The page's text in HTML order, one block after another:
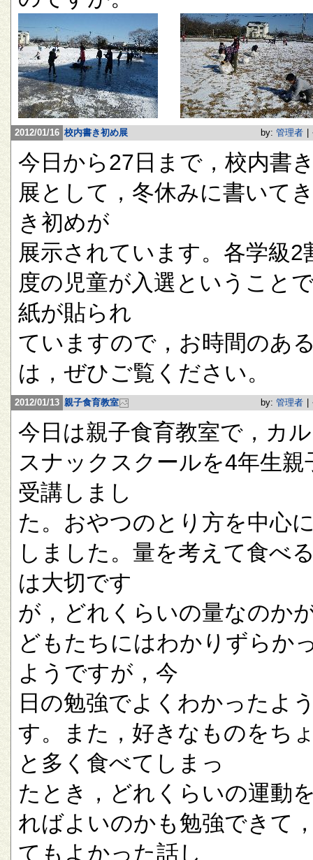
2012/01/16 校内書き初め展 by: 管理者
今日から27日まで，校内書
展として，冬休みに書いて
き初めが
展示されています。各学級2
度の児童が入選ということ
紙が貼られ
ていますので，お時間のあ
は，ぜひご覧ください。
2012/01/13 親子食育教室 by: 管理者
今日は親子食育教室で，カ
スナックスクールを4年生親
受講しまし
た。おやつのとり方を中心
しました。量を考えて食べ
は大切です
が，どれくらいの量なのか
どもたちにはわかりずらか
ようですが，今
日の勉強でよくわかったよ
す。また，好きなものをち
と多く食べてしまっ
たとき，どれくらいの運動
ればよいのかも勉強できて
てもよかった話し